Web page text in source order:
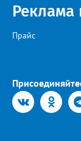
Реклама
Прайс